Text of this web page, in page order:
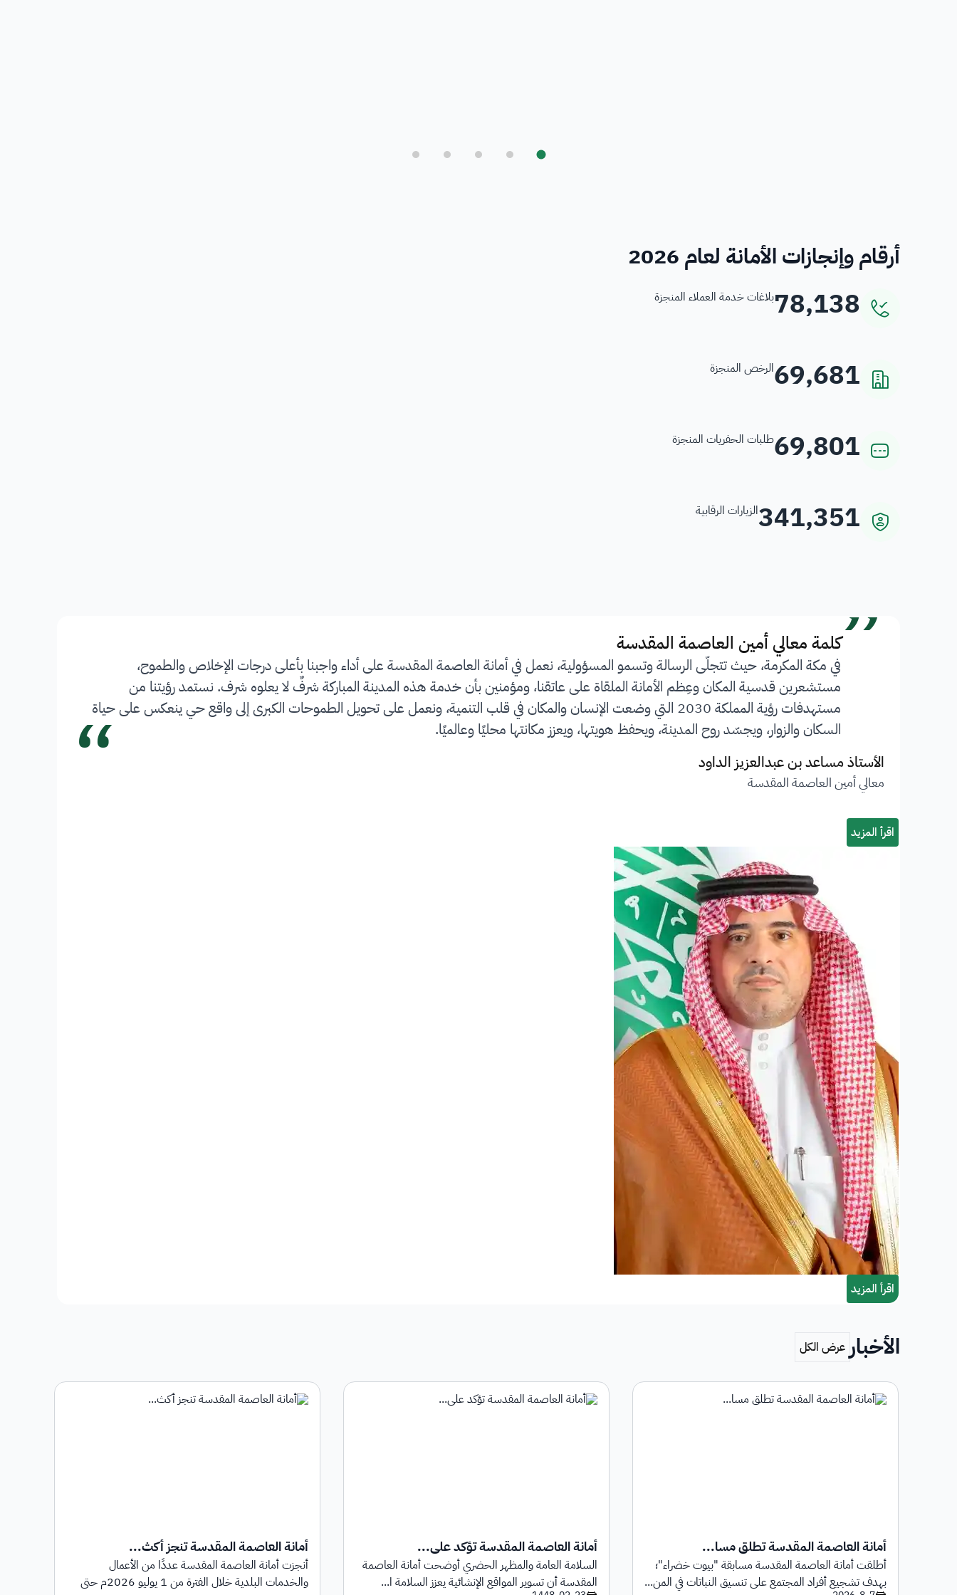
أرقام وإنجازات الأمانة لعام 2026
78,138بلاغات خدمة العملاء المنجزة
69,681الرخص المنجزة
69,801طلبات الحفريات المنجزة
341,351الزيارات الرقابية
”كلمة معالي أمين العاصمة المقدسة
في مكة المكرمة، حيث تتجلّى الرسالة وتسمو المسؤولية، نعمل في أمانة العاصمة المقدسة على أداء واجبنا بأعلى درجات الإخلاص والطموح،
مستشعرين قدسية المكان وعِظم الأمانة الملقاة على عاتقنا، ومؤمنين بأن خدمة هذه المدينة المباركة شرفٌ لا يعلوه شرف. نستمد رؤيتنا من
مستهدفات رؤية المملكة 2030 التي وضعت الإنسان والمكان في قلب التنمية، ونعمل على تحويل الطموحات الكبرى إلى واقع حي ينعكس على حياة
السكان والزوار، ويجسّد روح المدينة، ويحفظ هويتها، ويعزز مكانتها محليًا وعالميًا.
الأستاذ مساعد بن عبدالعزيز الداود
معالي أمين العاصمة المقدسة “
الأخبار
أمانة العاصمة المقدسة تطلق مسا...
أطلقت أمانة العاصمة المقدسة مسابقة "بيوت خضراء"؛
بهدف تشجيع أفراد المجتمع على تنسيق النباتات في المن...
أمانة العاصمة المقدسة تؤكد على...
السلامة العامة والمظهر الحضري أوضحت أمانة العاصمة
المقدسة أن تسوير المواقع الإنشائية يعزز السلامة ا...
أمانة العاصمة المقدسة تنجز أكث...
أنجزت أمانة العاصمة المقدسة عددًا من الأعمال
والخدمات البلدية خلال الفترة من 1 يوليو 2026م حتى